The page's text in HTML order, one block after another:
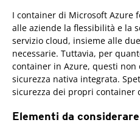
I container di Microsoft Azure
alle aziende la flessibilità e la
servizio cloud, insieme alle
necessarie. Tuttavia, per
container in Azure, questi
sicurezza nativa integrata.
sicurezza dei propri container
Elementi da considerare